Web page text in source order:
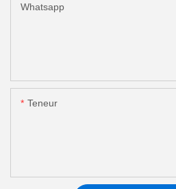
Whatsapp
Teneur